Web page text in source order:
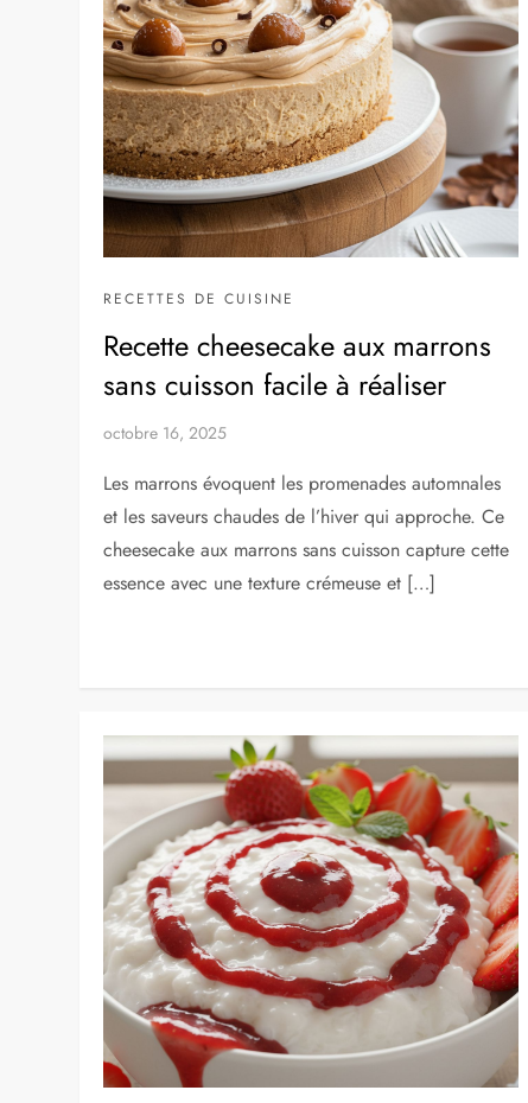
RECETTES DE CUISINE
Recette cheesecake aux marrons
sans cuisson facile à réaliser
octobre 16, 2025
Les marrons évoquent les promenades automnales
et les saveurs chaudes de l’hiver qui approche. Ce
cheesecake aux marrons sans cuisson capture cette
essence avec une texture crémeuse et […]